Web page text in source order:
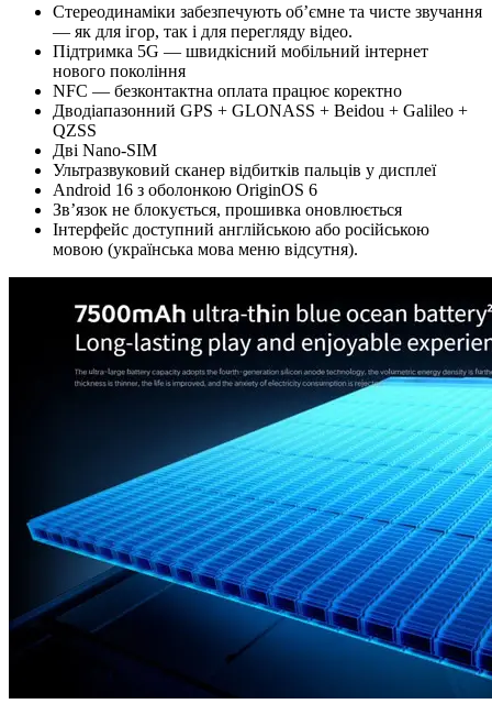
Стереодинаміки забезпечують обʼємне та чисте звучання
— як для ігор, так і для перегляду відео.
Підтримка 5G — швидкісний мобільний інтернет
нового покоління
NFC — безконтактна оплата працює коректно
Дводіапазонний GPS + GLONASS + Beidou + Galileo +
QZSS
Дві Nano-SIM
Ультразвуковий сканер відбитків пальців у дисплеї
Android 16 з оболонкою OriginOS 6
Звʼязок не блокується, прошивка оновлюється
Інтерфейс доступний англійською або російською
мовою (українська мова меню відсутня).